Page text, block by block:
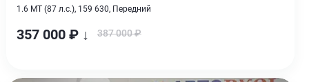
1.6 MT (87 л.с.), 159 630, Передний
357 000 ₽ ↓ 387 000 ₽